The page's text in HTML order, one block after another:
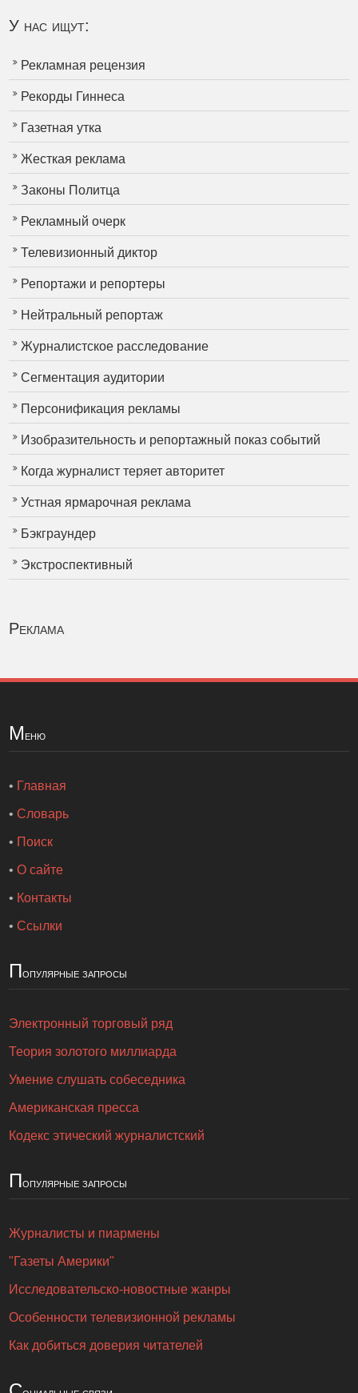
У нас ищут:
Рекламная рецензия
Рекорды Гиннеса
Газетная утка
Жесткая реклама
Законы Политца
Рекламный очерк
Телевизионный диктор
Репортажи и репортеры
Нейтральный репортаж
Журналистское расследование
Сегментация аудитории
Персонификация рекламы
Изобразительность и репортажный показ событий
Когда журналист теряет авторитет
Устная ярмарочная реклама
Бэкграундер
Экстроспективный
Реклама
Меню
• Главная
•Словарь
• Поиск
•О сайте
• Контакты
•Ссылки
Популярные запросы
Электронный торговый ряд
Теория золотого миллиарда
Умение слушать собеседника
Американская пресса
Кодекс этический журналистский
Популярные запросы
Журналисты и пиармены
"Газеты Америки"
Исследовательско-новостные жанры
Особенности телевизионной рекламы
Как добиться доверия читателей